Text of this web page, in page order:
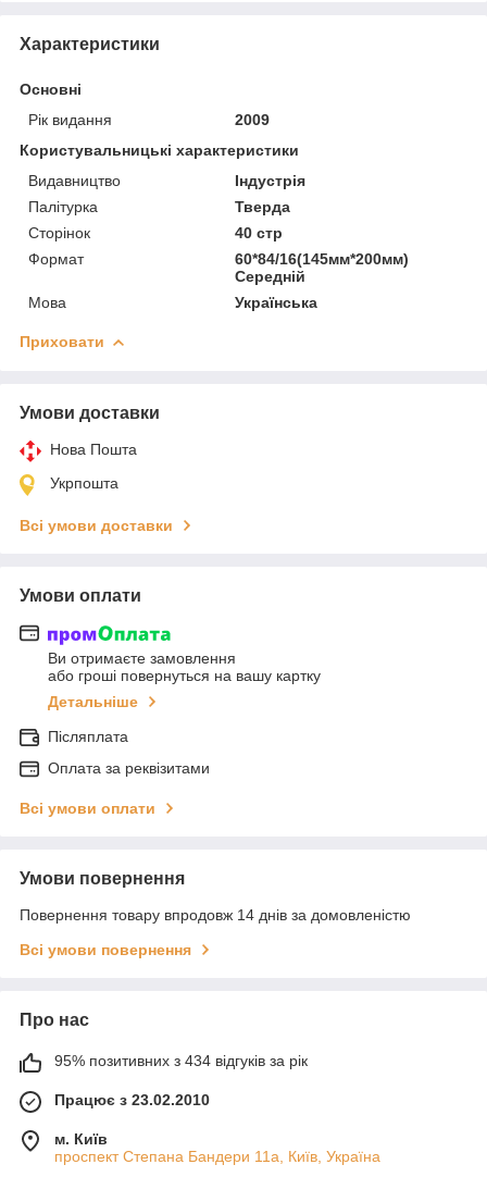
Характеристики
Основні
Рік видання
2009
Користувальницькі характеристики
Видавництво
Індустрія
Палітурка
Тверда
Сторінок
40 стр
Формат
60*84/16(145мм*200мм)
Середній
Мова
Українська
Приховати
Умови доставки
Нова Пошта
Укрпошта
Всі умови доставки
Умови оплати
Ви отримаєте замовлення
або гроші повернуться на вашу картку
Детальніше
Післяплата
Оплата за реквізитами
Всі умови оплати
Умови повернення
Повернення товару впродовж 14 днів за домовленістю
Всі умови повернення
Про нас
95% позитивних з 434 відгуків за рік
Працює з 23.02.2010
м. Київ
проспект Степана Бандери 11а, Київ, Україна